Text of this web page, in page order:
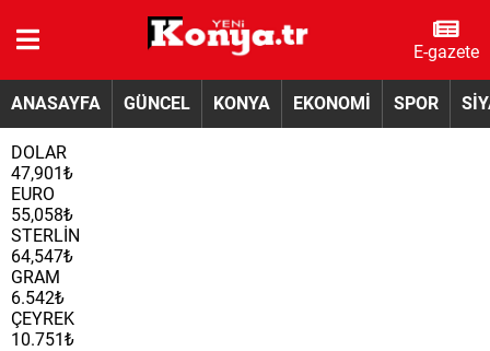
E-gazete
ANASAYFA GÜNCEL KONYA EKONOMİ SPOR
DOLAR
47,901₺
EURO
55,058₺
STERLİN
64,547₺
GRAM
6.542₺
ÇEYREK
10.751₺